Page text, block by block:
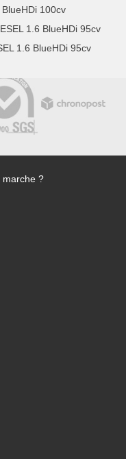
100cv
1.6 BlueHDi 95cv
1.6 BlueHDi 95cv
marche ?